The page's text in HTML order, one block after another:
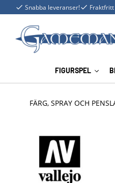
Snabba leveranser!
FIGURSPEL
FÄRG, SPRAY OCH